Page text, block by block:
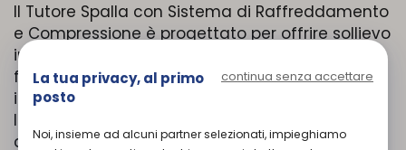
Il Tutore Spalla con Sistema di Raffreddamento
e Compressione è progettato per offrire sollievo
immediato dal dolore, ridurre il gonfiore e
favorire una rapida ripresa dopo traumi o
interventi chirurgici alla spalla. Il sistema unisce
la terapia del freddo con una compressione
controllata, grazie a una fascia anatomica che
La tua privacy, al primo
posto
continua senza accettare
Noi, insieme ad alcuni partner selezionati, impieghiamo